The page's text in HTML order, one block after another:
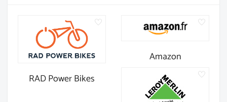
RAD Power Bikes
Amazon